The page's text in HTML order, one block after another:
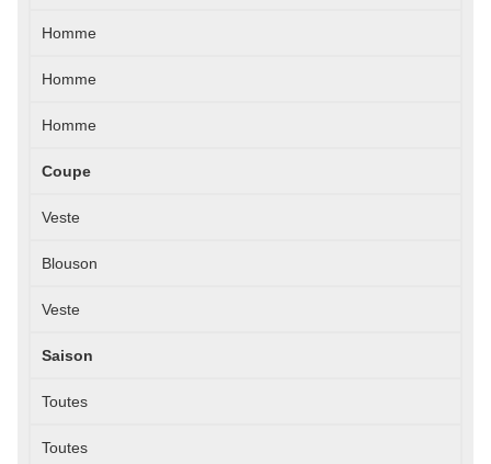
Homme
Homme
Homme
Coupe
Veste
Blouson
Veste
Saison
Toutes
Toutes